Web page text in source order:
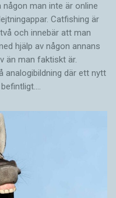
man inte är online
Catfishing är
och innebär att man
hjälp av någon annans
än man faktiskt är.
analogibildning där ett nytt